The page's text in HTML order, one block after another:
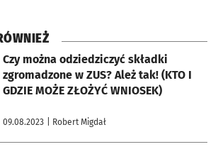
Czy można odziedziczyć składki
zgromadzone w ZUS? Ależ tak! (KTO I
GDZIE MOŻE ZŁOŻYĆ WNIOSEK)
09.08.2023 | Robert Migdał